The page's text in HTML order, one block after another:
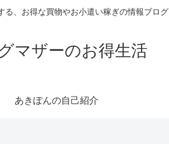
、お得な買物やお小遣い稼ぎの情報ブログ
マザーのお得生活
あきぽんの自己紹介